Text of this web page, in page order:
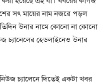
সৎ মায়ের নাম নজরে পড়ল
উনার নামে কোনো না কোনো
চ্যানেলের হেডলাইনেও উনার
চ্যালেনে দিতেই একটা খবর